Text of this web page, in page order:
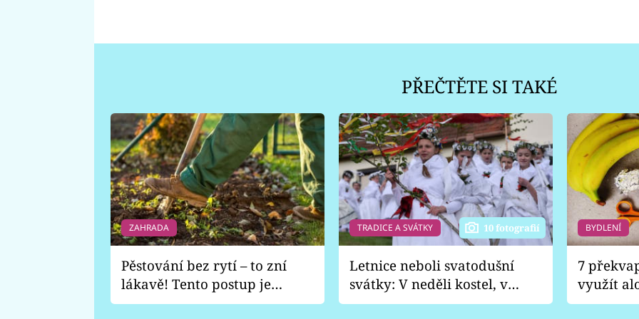
PŘEČTĚTE SI TAKÉ
ZAHRADA
Pěstování bez rytí – to zní
lákavě! Tento postup je
vhodný jen pro některé
TRADICE A SVÁTKY 10 fotografií
Letnice neboli svatodušní
svátky: V neděli kostel, v
pondělí zábava
BYDLENÍ
7
využít